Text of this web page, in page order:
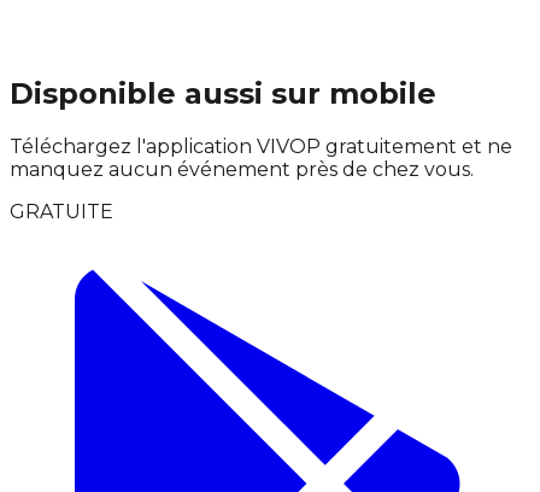
Disponible aussi sur mobile
Téléchargez l'application VIVOP gratuitement et ne
manquez aucun événement près de chez vous.
GRATUITE